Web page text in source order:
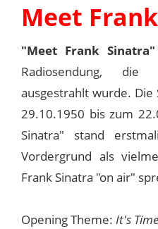
Meet
"Meet Frank
Radiosendung, die
ausgestrahlt wurde.
29.10.1950 bis zum
Sinatra" stand
Vordergrund als
Frank Sinatra "on air"
Opening Theme: It's